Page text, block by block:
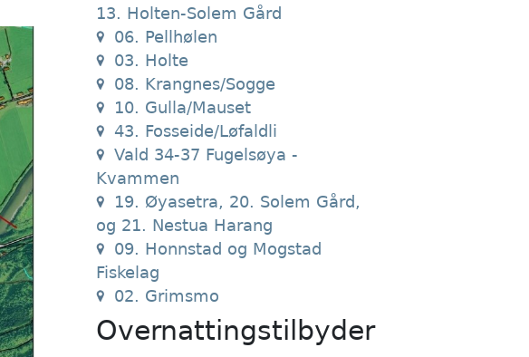
13. Holten-Solem Gård
06. Pellhølen
03. Holte
08. Krangnes/Sogge
10. Gulla/Mauset
43. Fosseide/Løfaldli
Vald 34-37 Fugelsøya -
Kvammen
19. Øyasetra, 20. Solem Gård,
og 21. Nestua Harang
09. Honnstad og Mogstad
Fiskelag
02. Grimsmo
Overnattingstilbyder